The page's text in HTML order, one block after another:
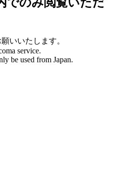
いいたします。
service.
be used from Japan.